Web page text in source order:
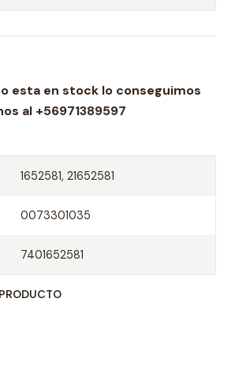
esta en stock lo conseguimos
al +56971389597
1652581, 21652581
0073301035
7401652581